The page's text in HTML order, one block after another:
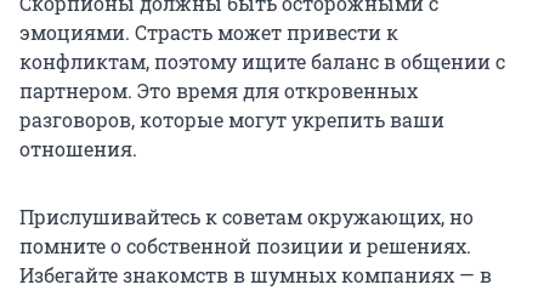
эмоциями. Страсть может привести к
конфликтам, поэтому ищите баланс в общении с
партнером. Это время для откровенных
разговоров, которые могут укрепить ваши
отношения.
Прислушивайтесь к советам окружающих, но
помните о собственной позиции и решениях.
Избегайте знакомств в шумных компаниях — в